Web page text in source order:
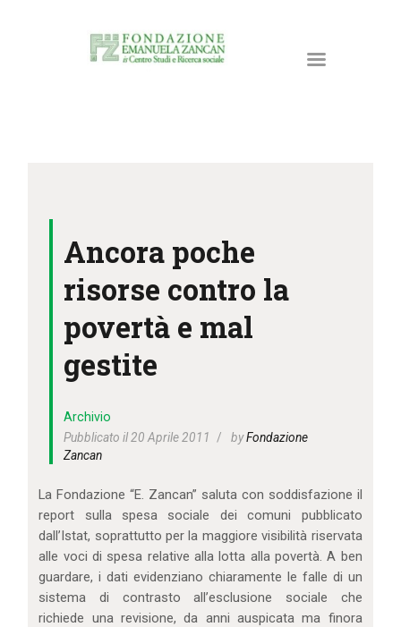
ATTIVITÀ E PROGETTI
PUBBLICAZIONI
RISORSE
NEWS
DONA ORA
CONTATTI
IL MIO ACCOUNT
CARRELLO
Ancora poche
risorse contro la
povertà e mal
gestite
Archivio
Pubblicato il 20 Aprile 2011
byFondazione
Zancan
La Fondazione “E. Zancan” saluta con soddisfazione il
report sulla spesa sociale dei comuni pubblicato
dall’Istat, soprattutto per la maggiore visibilità riservata
alle voci di spesa relative alla lotta alla povertà. A ben
guardare, i dati evidenziano chiaramente le falle di un
sistema di contrasto all’esclusione sociale che
richiede una revisione, da anni auspicata ma finora